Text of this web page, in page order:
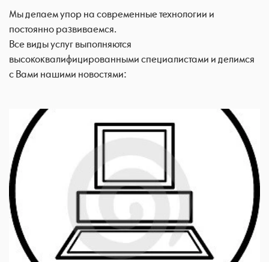
Мы делаем упор на современные технологии и
постоянно развиваемся.
Все виды услуг выполняются
высококвалифицированными специалистами и делимся
с Вами нашими новостями:
ПОДРОБНЕЕ